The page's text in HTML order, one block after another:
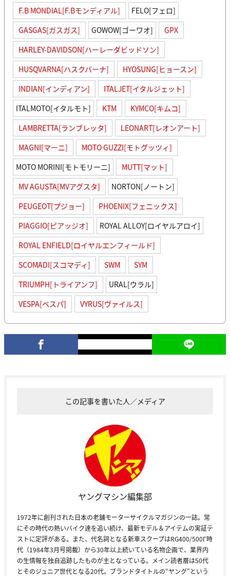
F.B MONDIAL[F.Bモンディアル]
FELO[フェロ]
GASGAS[ガスガス]
GOWOW[ゴーワオ]
GPX
HARLEY-DAVIDSON[ハーレーダビッドソン]
HUSQVARNA[ハスクバーナ]
HYOSUNG[ヒョースン]
INDIAN[インディアン]
ITALJET[イタルジェット]
ITALMOTO[イタルモト]
KTM
KYMCO[キムコ]
LAMBRETTA[ランブレッタ]
LEONART[レオンアート]
MAGNI[マーニ]
MOTO GUZZI[モトグッツィ]
MOTO MORINI[モトモリーニ]
MUTT[マット]
MV AGUSTA[MVアグスタ]
NORTON[ノートン]
PEUGEOT[プジョー]
PHOENIX[フェニックス]
PIAGGIO[ピアッジオ]
ROYAL ALLOY[ロイヤルアロイ]
ROYAL ENFIELD[ロイヤルエンフィールド]
SCOMADI[スコマディ]
SWM
SYM
TRIUMPH[トライアンフ]
URAL[ウラル]
VESPA[ベスパ]
VYRUS[ヴァイルス]
この記事を書いた人／メディア
ヤングマシン編集部
1972年に創刊された日本の老舗モーターサイクルマガジンの一誌。常
にその時代の熱いバイク達を追い続け、最新モデル＆アイテムの実証テ
ストに定評がある。また、代名詞となる新車スクープはRG400/500Γ時
代（1984年3月号掲載）から30年以上続いている名物企画で、業界内
の生情報を独自追跡したものが主となっている。メイン読者層は50代
とそのジュニア世代となる20代。ブランドタイトルの“ヤング”という